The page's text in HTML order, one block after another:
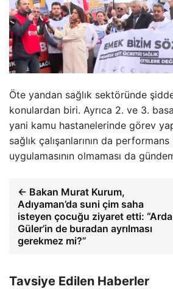
Öte yandan sağlık sektöründe
konulardan biri. Ayrıca 2. ve 3.
yani kamu hastanelerinde görev
sağlık çalışanlarının da
uygulamasının olmaması da
← Bakan Murat Kurum,
Adıyaman’da suni çim saha
isteyen çocuğu ziyaret etti: “Arda
Güler’in de buradan ayrılması
gerekmez mi?”
Tavsiye Edilen Haberler